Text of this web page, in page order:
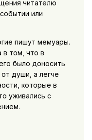
читателю
или
пишут мемуары.
в том, что в
было доносить
души, а легче
которые в
уживались с